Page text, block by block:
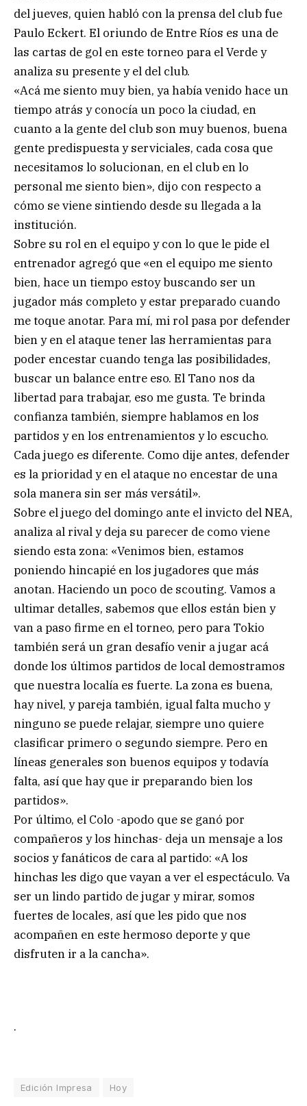
del jueves, quien habló con la prensa del club fue
Paulo Eckert. El oriundo de Entre Ríos es una de
las cartas de gol en este torneo para el Verde y
analiza su presente y el del club.
«Acá me siento muy bien, ya había venido hace un
tiempo atrás y conocía un poco la ciudad, en
cuanto a la gente del club son muy buenos, buena
gente predispuesta y serviciales, cada cosa que
necesitamos lo solucionan, en el club en lo
personal me siento bien», dijo con respecto a
cómo se viene sintiendo desde su llegada a la
institución.
Sobre su rol en el equipo y con lo que le pide el
entrenador agregó que «en el equipo me siento
bien, hace un tiempo estoy buscando ser un
jugador más completo y estar preparado cuando
me toque anotar. Para mí, mi rol pasa por defender
bien y en el ataque tener las herramientas para
poder encestar cuando tenga las posibilidades,
buscar un balance entre eso. El Tano nos da
libertad para trabajar, eso me gusta. Te brinda
confianza también, siempre hablamos en los
partidos y en los entrenamientos y lo escucho.
Cada juego es diferente. Como dije antes, defender
es la prioridad y en el ataque no encestar de una
sola manera sin ser más versátil».
Sobre el juego del domingo ante el invicto del NEA,
analiza al rival y deja su parecer de como viene
siendo esta zona: «Venimos bien, estamos
poniendo hincapié en los jugadores que más
anotan. Haciendo un poco de scouting. Vamos a
ultimar detalles, sabemos que ellos están bien y
van a paso firme en el torneo, pero para Tokio
también será un gran desafío venir a jugar acá
donde los últimos partidos de local demostramos
que nuestra localía es fuerte. La zona es buena,
hay nivel, y pareja también, igual falta mucho y
ninguno se puede relajar, siempre uno quiere
clasificar primero o segundo siempre. Pero en
líneas generales son buenos equipos y todavía
falta, así que hay que ir preparando bien los
partidos».
Por último, el Colo -apodo que se ganó por
compañeros y los hinchas- deja un mensaje a los
socios y fanáticos de cara al partido: «A los
hinchas les digo que vayan a ver el espectáculo. Va
ser un lindo partido de jugar y mirar, somos
fuertes de locales, así que les pido que nos
acompañen en este hermoso deporte y que
disfruten ir a la cancha».
.
Edición Impresa Hoy